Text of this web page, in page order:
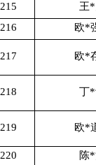
215
王
216
欧*
217 欧*
218 丁
219 欧*
220
陈